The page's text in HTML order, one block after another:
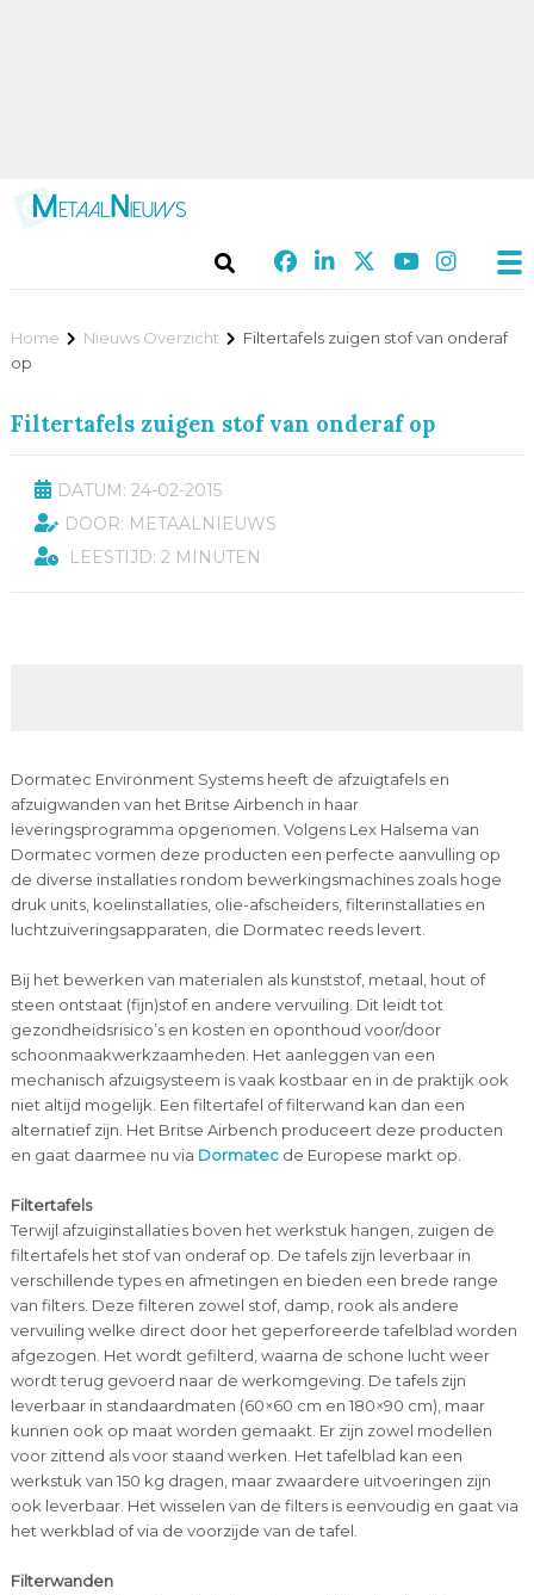
Home Nieuws Overzicht
Filtertafels zuigen stof van onderaf
op
Filtertafels zuigen stof van onderaf op
DATUM: 24-02-2015
DOOR: METAALNIEUWS
LEESTIJD: 2 MINUTEN
Dormatec Environment Systems heeft de afzuigtafels en
afzuigwanden van het Britse Airbench in haar
leveringsprogramma opgenomen. Volgens Lex Halsema van
Dormatec vormen deze producten een perfecte aanvulling op
de diverse installaties rondom bewerkingsmachines zoals hoge
druk units, koelinstallaties, olie-afscheiders, filterinstallaties en
luchtzuiveringsapparaten, die Dormatec reeds levert.
Bij het bewerken van materialen als kunststof, metaal, hout of
steen ontstaat (fijn)stof en andere vervuiling. Dit leidt tot
gezondheidsrisico’s en kosten en oponthoud voor/door
schoonmaakwerkzaamheden. Het aanleggen van een
mechanisch afzuigsysteem is vaak kostbaar en in de praktijk ook
niet altijd mogelijk. Een filtertafel of filterwand kan dan een
alternatief zijn. Het Britse Airbench produceert deze producten
en gaat daarmee nu via Dormatecde Europese markt op.
Filtertafels
Terwijl afzuiginstallaties boven het werkstuk hangen, zuigen de
filtertafels het stof van onderaf op. De tafels zijn leverbaar in
verschillende types en afmetingen en bieden een brede range
van filters. Deze filteren zowel stof, damp, rook als andere
vervuiling welke direct door het geperforeerde tafelblad worden
afgezogen. Het wordt gefilterd, waarna de schone lucht weer
wordt terug gevoerd naar de werkomgeving. De tafels zijn
leverbaar in standaardmaten (60×60 cm en 180×90 cm), maar
kunnen ook op maat worden gemaakt. Er zijn zowel modellen
voor zittend als voor staand werken. Het tafelblad kan een
werkstuk van 150 kg dragen, maar zwaardere uitvoeringen zijn
ook leverbaar. Het wisselen van de filters is eenvoudig en gaat via
het werkblad of via de voorzijde van de tafel.
Filterwanden